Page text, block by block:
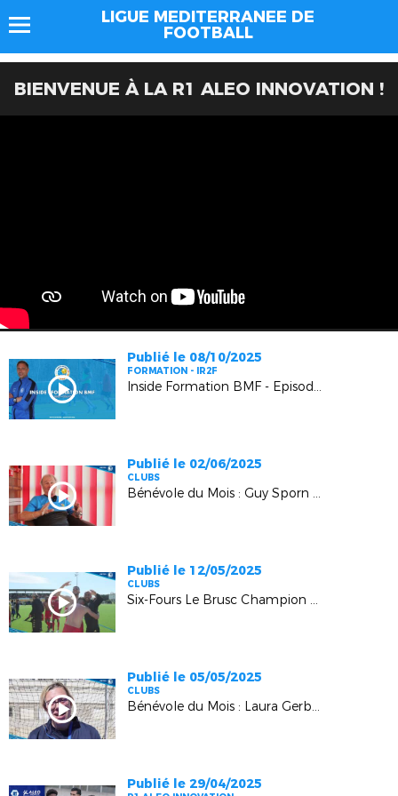
LIGUE MEDITERRANEE DE
FOOTBALL
BIENVENUE À LA R1 ALEO INNOVATION !
Publié le 08/10/2025
FORMATION - IR2F
Inside Formation BMF - Episode 2 : "De joueur à éducateur"
Publié le 02/06/2025
CLUBS
Bénévole du Mois : Guy Sporn (Cannes)
Publié le 12/05/2025
CLUBS
Six-Fours Le Brusc Champion R1 Aleo Innovation !
Publié le 05/05/2025
CLUBS
Bénévole du Mois : Laura Gerby (Gerby FCF Toulon)
Publié le 29/04/2025